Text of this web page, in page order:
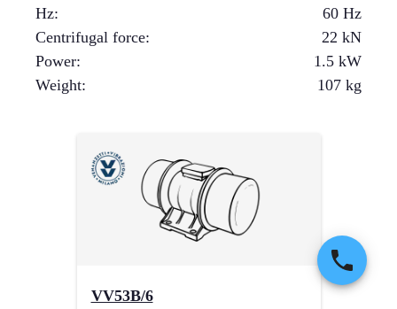
Hz:
60 Hz
Centrifugal force: 22 kN
Power: 1.5 kW
Weight: 107 kg
VV53B/6